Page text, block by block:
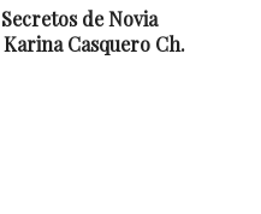
Secretos de Novia
Karina Casquero Ch.